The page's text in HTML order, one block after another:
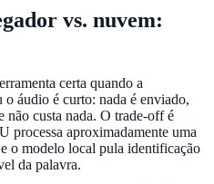
vs. nuvem:
certa quando a
áudio é curto: nada é enviado,
não custa nada. O trade-off é
processa aproximadamente uma
o modelo local pula identificação
da palavra.